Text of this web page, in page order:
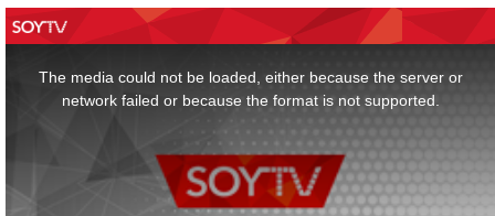
The media could not be loaded, either because the server or
network failed or because the format is not supported.